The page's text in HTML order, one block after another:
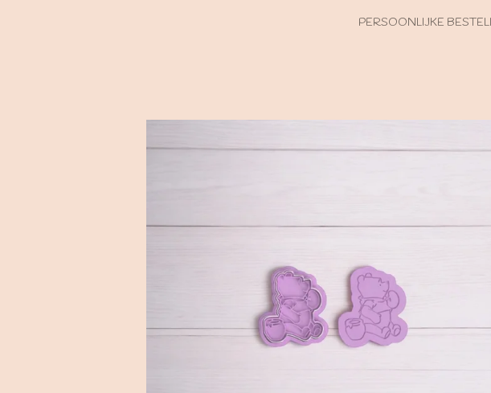
PERSOONLIJKE